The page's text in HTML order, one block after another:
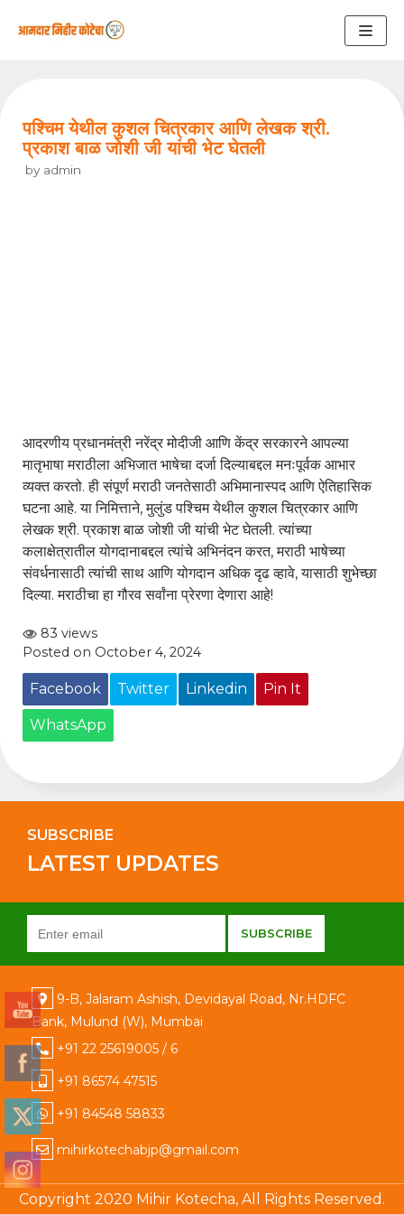
पश्चिम येथील कुशल चित्रकार आणि लेखक श्री.
प्रकाश बाळ जोशी जी यांची भेट घेतली
by admin
आदरणीय प्रधानमंत्री नरेंद्र मोदीजी आणि केंद्र सरकारने आपल्या
मातृभाषा मराठीला अभिजात भाषेचा दर्जा दिल्याबद्दल मनःपूर्वक आभार
व्यक्त करतो. ही संपूर्ण मराठी जनतेसाठी अभिमानास्पद आणि ऐतिहासिक
घटना आहे. या निमित्ताने, मुलुंड पश्चिम येथील कुशल चित्रकार आणि
लेखक श्री. प्रकाश बाळ जोशी जी यांची भेट घेतली. त्यांच्या
कलाक्षेत्रातील योगदानाबद्दल त्यांचे अभिनंदन करत, मराठी भाषेच्या
संवर्धनासाठी त्यांची साथ आणि योगदान अधिक दृढ व्हावे, यासाठी शुभेच्छा
दिल्या. मराठीचा हा गौरव सर्वांना प्रेरणा देणारा आहे!
83 views
Posted on October 4, 2024
Facebook Twitter Linkedin Pin It
WhatsApp
SUBSCRIBE
LATEST UPDATES
9-B, Jalaram Ashish, Devidayal Road, Nr.HDFC
Bank, Mulund (W), Mumbai
+91 22 25619005 / 6
+91 86574 47515
+91 84548 58833
mihirkotechabjp@gmail.com
Copyright 2020 Mihir Kotecha, All Rights Reserved.